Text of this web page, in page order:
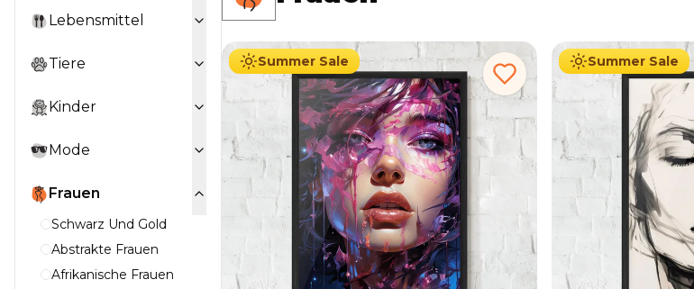
Lebensmittel
Tiere
Kinder
Mode
Frauen
Schwarz Und Gold
Abstrakte Frauen
Afrikanische Frauen
Summer Sale
Ab 49.90
Summer Sale